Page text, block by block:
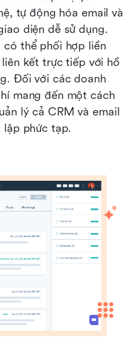
tự động hóa email và
diện dễ sử dụng.
có thể phối hợp liền
kết trực tiếp với hồ
Đối với các doanh
mang đến một cách
lý cả CRM và email
phức tạp.